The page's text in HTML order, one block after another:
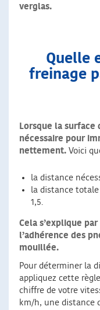
verglas.
Quelle
freinage
Lorsque la
nécessaire pour
nettement. Voici
la distance
la distance totale
1,5.
Cela s’explique
l’adhérence des
mouillée.
Pour déterminer la
appliquez cette
chiffre de votre
km/h, une distance